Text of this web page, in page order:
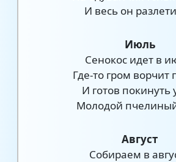
И весь он
Июль
Сенокос идет в
Где-то гром ворчит
И готов покинуть
Молодой
Август
Собираем в